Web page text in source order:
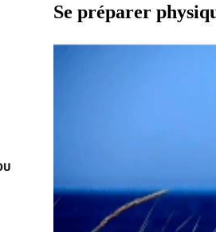
Se préparer